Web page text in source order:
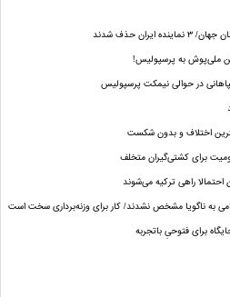
ملی‌پوش به پرسپولیس!
در حوالی نیمکت پرسپولیس
احتمالا راهی ترکیه می‌شوند
به ناگویا مشخص نشدند/ کار برای وزنه‌برداری سخت است
برای فتوحیِ باتجربه